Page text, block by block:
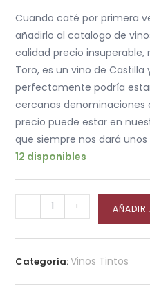
Cuando caté por primera
añadirlo al catalogo de
calidad precio insuperable,
Toro, es un vino de Castilla
perfectamente podría
cercanas denominaciones
precio puede estar en
que siempre nos dará
12 disponibles
- + AÑADIR
Categoría:Vinos Tintos